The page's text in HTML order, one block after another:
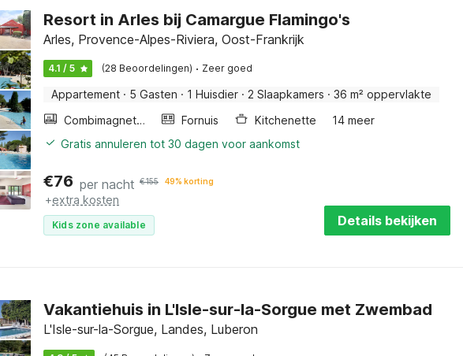
Resort in Arles bij Camargue Flamingo's
Arles, Provence-Alpes-Riviera, Oost-Frankrijk
4.1 / 5 (28 Beoordelingen) · Zeer goed
Appartement · 5 Gasten · 1 Huisdier · 2 Slaapkamers · 36 m² oppervlakte
Combimagnetron
Fornuis Kitchenette
14 meer
Gratis annuleren tot 30 dagen voor aankomst
€76 per nacht €155 49% korting
+extra kosten
Kids zone available Details bekijken
Vakantiehuis in L'Isle-sur-la-Sorgue met Zwembad
L'Isle-sur-la-Sorgue, Landes, Luberon